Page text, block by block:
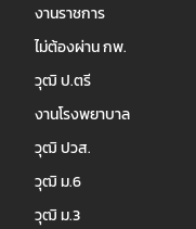
งานราชการ
ไม่ต้องผ่าน กพ.
วุฒิ ป.ตรี
งานโรงพยาบาล
วุฒิ ปวส.
วุฒิ ม.6
วุฒิ ม.3